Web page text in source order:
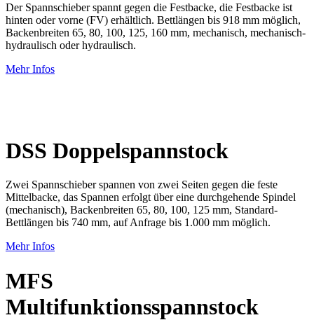
Der Spannschieber spannt gegen die Festbacke, die Festbacke ist
hinten oder vorne (FV) erhältlich. Bettlängen bis 918 mm möglich,
Backenbreiten 65, 80, 100, 125, 160 mm, mechanisch, mechanisch-
hydraulisch oder hydraulisch.
Mehr Infos
DSS Doppelspannstock
Zwei Spannschieber spannen von zwei Seiten gegen die feste
Mittelbacke, das Spannen erfolgt über eine durchgehende Spindel
(mechanisch), Backenbreiten 65, 80, 100, 125 mm, Standard-
Bettlängen bis 740 mm, auf Anfrage bis 1.000 mm möglich.
Mehr Infos
MFS
Multifunktionsspannstock